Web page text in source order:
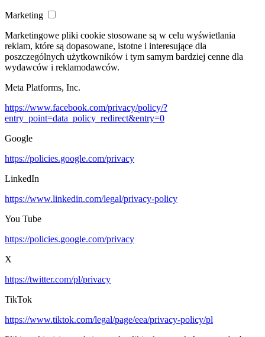
Marketing
Marketingowe pliki cookie stosowane są w celu wyświetlania
reklam, które są dopasowane, istotne i interesujące dla
poszczególnych użytkowników i tym samym bardziej cenne dla
wydawców i reklamodawców.
Meta Platforms, Inc.
https://www.facebook.com/privacy/policy/?
entry_point=data_policy_redirect&entry=0
Google
https://policies.google.com/privacy
LinkedIn
https://www.linkedin.com/legal/privacy-policy
You Tube
https://policies.google.com/privacy
X
https://twitter.com/pl/privacy
TikTok
https://www.tiktok.com/legal/page/eea/privacy-policy/pl